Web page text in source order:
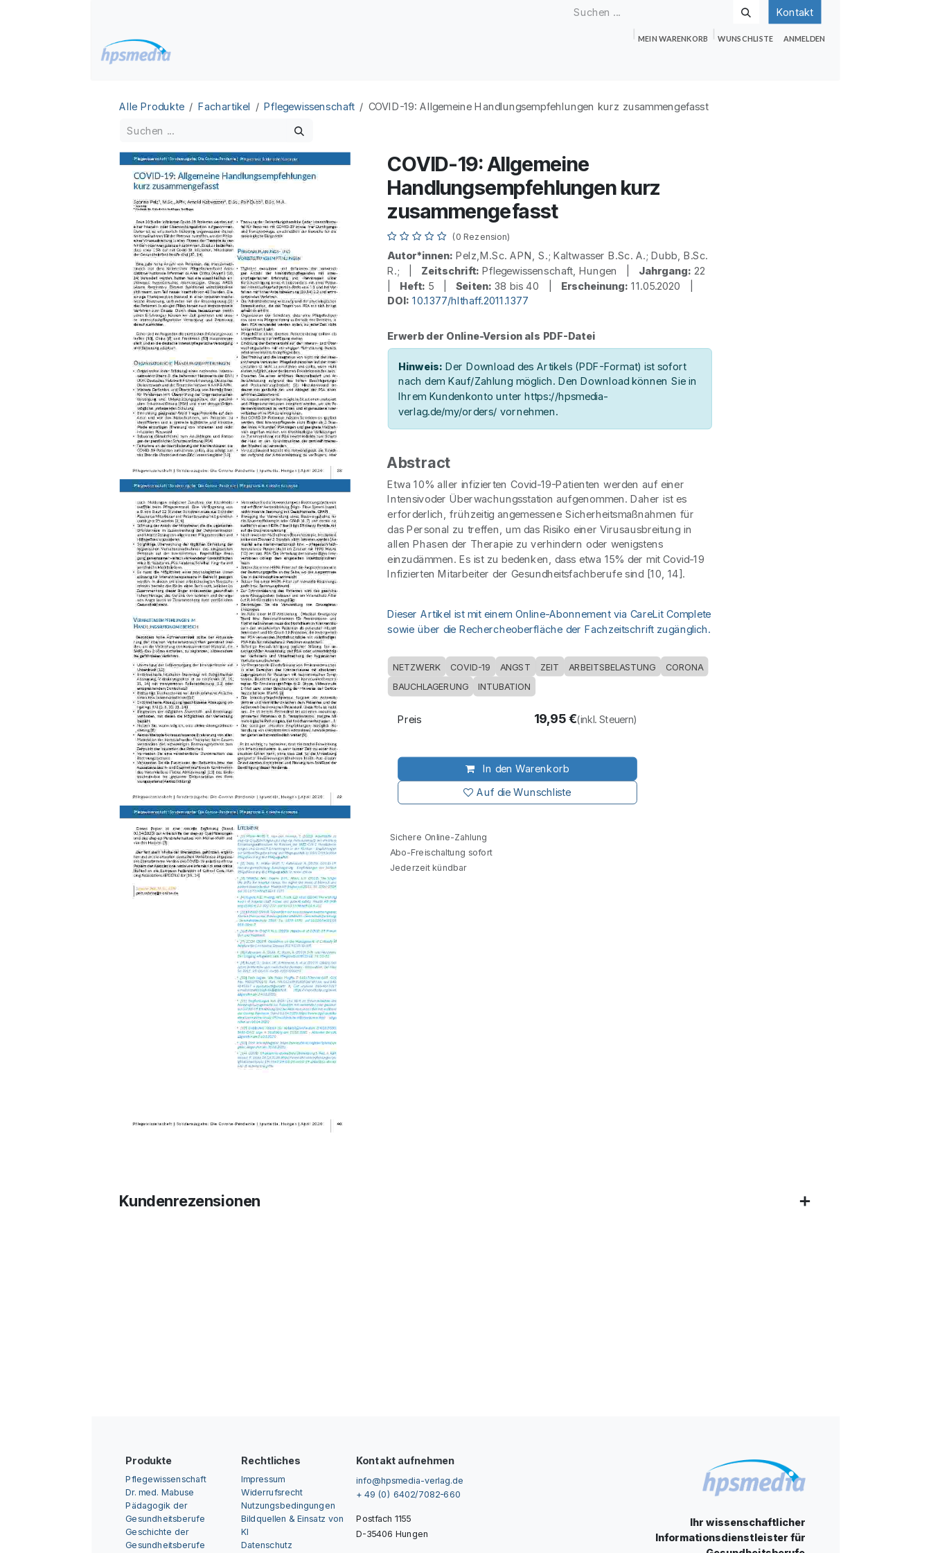
Kontakt
MEIN WARENKORB WUNSCHLISTE ANMELDEN
Alle Produkte Fachartikel Pflegewissenschaft COVID-19: Allgemeine Handlungsempfehlungen kurz zusammengefasst
COVID-19: Allgemeine
Handlungsempfehlungen kurz
zusammengefasst
(0 Rezension)
Autor*innen: Pelz,M.Sc. APN, S.; Kaltwasser B.Sc. A.; Dubb, B.Sc.
R.; | Zeitschrift: Pflegewissenschaft, Hungen | Jahrgang: 22
Heft: 5 | Seiten: 38 bis 40 | Erscheinung: 11.05.2020 |
DOI: 10.1377/hlthaff.2011.1377
Erwerb der Online-Version als PDF-Datei
Hinweis: Der Download des Artikels (PDF-Format) ist sofort
nach dem Kauf/Zahlung möglich. Den Download können Sie in
Ihrem Kundenkonto unter https://hpsmedia-
verlag.de/my/orders/ vornehmen.
Abstract
Etwa 10% aller infizierten Covid-19-Patienten werden auf einer
Intensivoder Überwachungsstation aufgenommen. Daher ist es
erforderlich, frühzeitig angemessene Sicherheitsmaßnahmen für
das Personal zu treffen, um das Risiko einer Virusausbreitung in
allen Phasen der Therapie zu verhindern oder wenigstens
einzudämmen. Es ist zu bedenken, dass etwa 15% der mit Covid-19
Infizierten Mitarbeiter der Gesundheitsfachberufe sind [10, 14].
Dieser Artikel ist mit einem Online-Abonnement via CareLit Complete
sowie über die Rechercheoberfläche der Fachzeitschrift zugänglich.
NETZWERK COVID-19 ANGST ZEIT ARBEITSBELASTUNG
CORONA
BAUCHLAGERUNG
INTUBATION
In den Warenkorb
Auf die Wunschliste
Preis 19,95€(inkl. Steuern)
Sichere Online-Zahlung
Abo-Freischaltung sofort
Jederzeit kündbar
Kundenrezensionen
Produkte
Pflegewissenschaft
Dr. med. Mabuse
Pädagogik der
Gesundheitsberufe
Geschichte der
Gesundheitsberufe
Rechtliches
Impressum
Widerrufsrecht
Nutzungsbedingungen
Bildquellen & Einsatz von
KI
Datenschutz
Kontakt aufnehmen
info@hpsmedia-verlag.de
+ 49 (0) 6402/7082-660
Postfach 1155
D-35406 Hungen
Ihr wissenschaftlicher
Informationsdienstleister für